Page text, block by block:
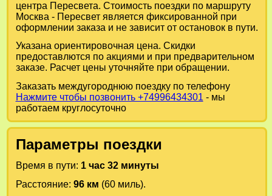
центра Пересвета. Стоимость поездки по маршруту
Москва - Пересвет является фиксированной при
оформлении заказа и не зависит от остановок в пути.
Указана ориентировочная цена. Скидки
предоставлются по акциями и при предварительном
заказе. Расчет цены уточняйте при обращении.
Заказать междугороднюю поездку по телефону
Нажмите чтобы позвонить +74996434301 - мы
работаем круглосуточно
Параметры поездки
Время в пути: 1 час 32 минуты
Расстояние: 96 км (60 миль).